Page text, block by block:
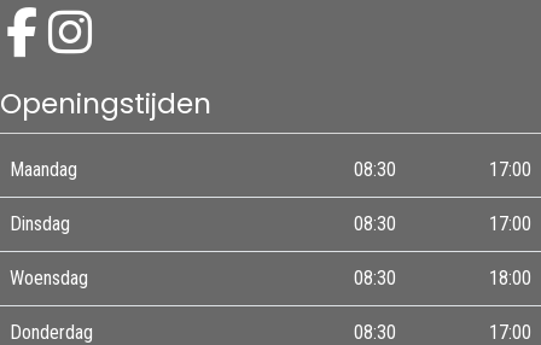
Openingstijden
Maandag 08:30 17:00
Dinsdag 08:30 17:00
Woensdag 08:30 18:00
Donderdag 08:30 17:00